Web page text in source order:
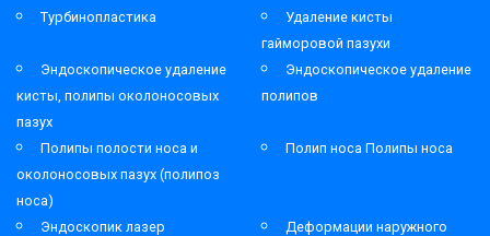
Турбинопластика
Удаление кисты
гайморовой пазухи
Эндоскопическое удаление
кисты, полипы околоносовых
пазух
Эндоскопическое удаление
полипов
Полипы полости носа и
околоносовых пазух (полипоз
носа)
Полип носа Полипы носа
Эндоскопик лазер
Деформации наружного